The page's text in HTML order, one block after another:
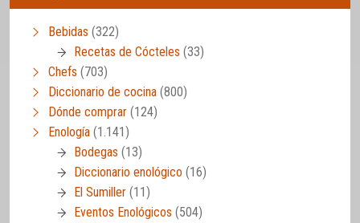
Bebidas (322)
Recetas de Cócteles (33)
Chefs (703)
Diccionario de cocina (800)
Dónde comprar (124)
Enología (1.141)
Bodegas (13)
Diccionario enológico (16)
El Sumiller (11)
Eventos Enológicos (504)